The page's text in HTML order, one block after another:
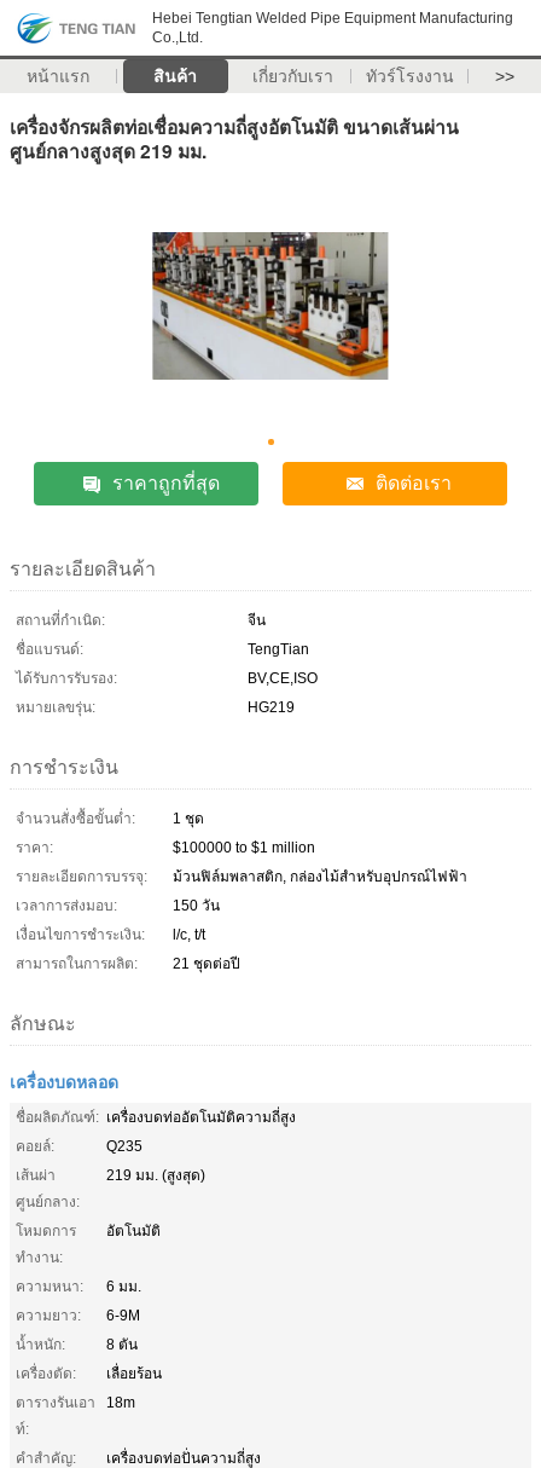
Hebei Tengtian Welded Pipe Equipment Manufacturing
Co.,Ltd.
หน้าแรก สินค้า เกี่ยวกับเรา ทัวร์โรงงาน >>
เครื่องจักรผลิตท่อเชื่อมความถี่สูงอัตโนมัติ ขนาดเส้นผ่าน
ศูนย์กลางสูงสุด 219 มม.
ราคาถูกที่สุด ติดต่อเรา
รายละเอียดสินค้า
สถานที่กำเนิด:
จีน
ชื่อแบรนด์:
TengTian
ได้รับการรับรอง:
BV,CE,ISO
หมายเลขรุ่น:
HG219
การชำระเงิน
จำนวนสั่งซื้อขั้นต่ำ:
1 ชุด
ราคา:
$100000 to $1 million
รายละเอียดการบรรจุ:
ม้วนฟิล์มพลาสติก, กล่องไม้สำหรับอุปกรณ์ไฟฟ้า
เวลาการส่งมอบ:
150 วัน
เงื่อนไขการชำระเงิน:
l/c, t/t
สามารถในการผลิต:
21 ชุดต่อปี
ลักษณะ
เครื่องบดหลอด
ชื่อผลิตภัณฑ์: เครื่องบดท่ออัตโนมัติความถี่สูง
คอยล์:
Q235
เส้นผ่า
ศูนย์กลาง:
219 มม. (สูงสุด)
โหมดการ
ทำงาน:
อัตโนมัติ
ความหนา:
6 มม.
ความยาว:
6-9M
น้ำหนัก:
8 ตัน
เครื่องตัด:
เลื่อยร้อน
ตารางรันเอา
ท์:
18m
คำสำคัญ:
เครื่องบดท่อปั่นความถี่สูง